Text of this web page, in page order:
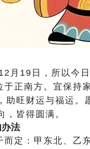
月19日，所以今日
于正南方。宜保持
助旺财运与福运。
，皆得圆满。
法
而定：甲东北、乙